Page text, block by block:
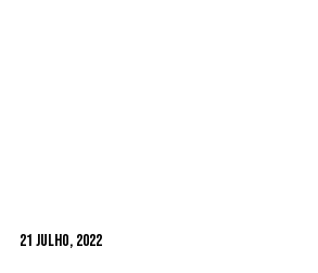
21 Julho, 2022